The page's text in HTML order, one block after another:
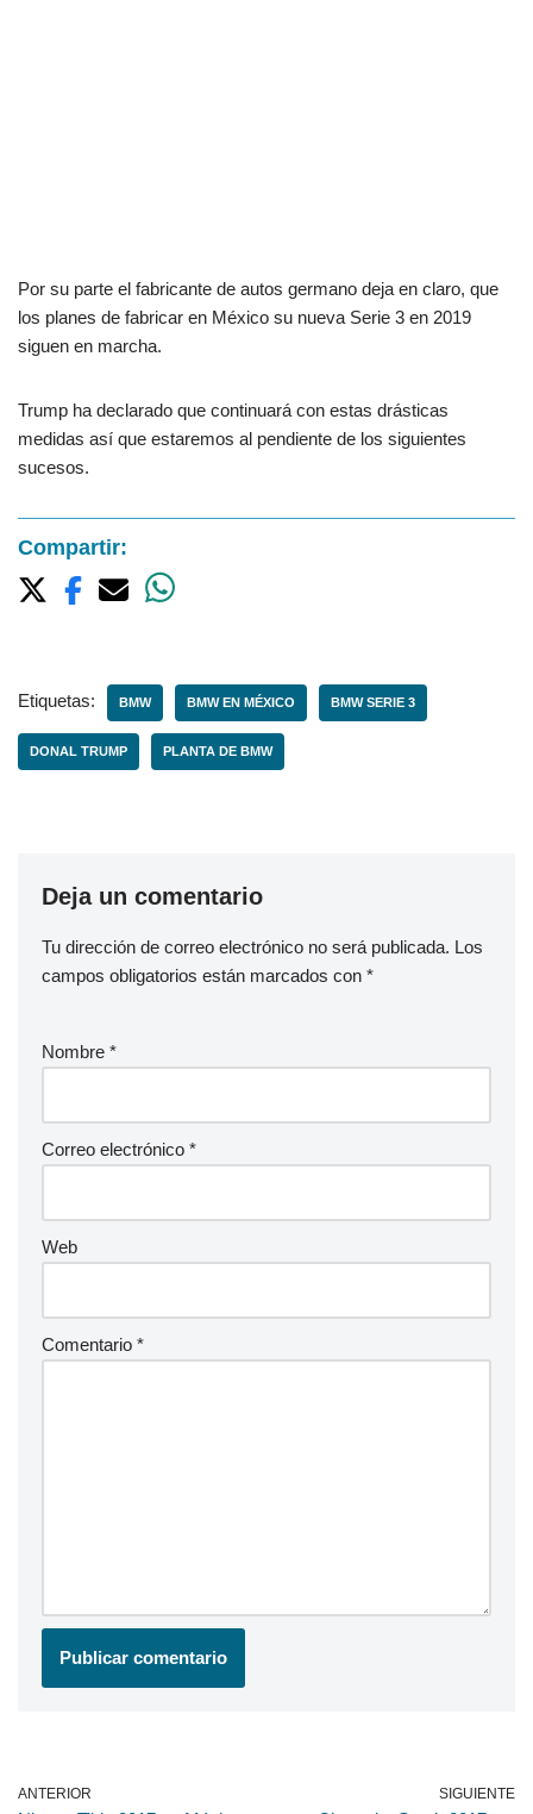
Por su parte el fabricante de autos germano deja en claro, que
los planes de fabricar en México su nueva Serie 3 en 2019
siguen en marcha.
Trump ha declarado que continuará con estas drásticas
medidas así que estaremos al pendiente de los siguientes
sucesos.
Compartir:
Etiquetas: BMW BMW EN MÉXICO BMW SERIE 3
DONAL TRUMP PLANTA DE BMW
Deja un comentario
Tu dirección de correo electrónico no será publicada. Los
campos obligatorios están marcados con *
Nombre *
Correo electrónico *
Web
Comentario *
ANTERIOR SIGUIENTE